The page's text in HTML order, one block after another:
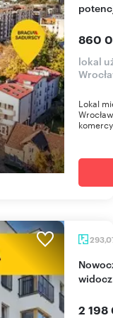
860
lokal
Lokal
Nowoczesne lokale usługowe w Skawinie, 293 m²,
2 198